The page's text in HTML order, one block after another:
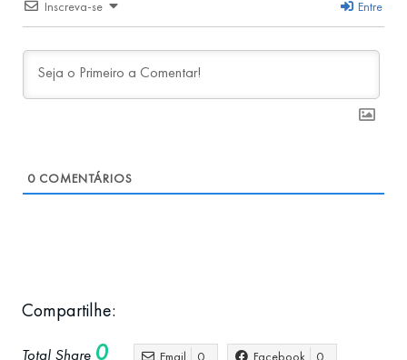
Inscreva-se Entre
0 COMENTÁRIOS
Compartilhe:
Total Share 0 Email 0 Facebook 0